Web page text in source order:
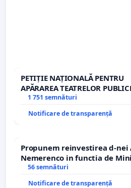
PETIȚIE NAȚIONALĂ PENTRU
APĂRAREA TEATRELOR
REPERTORIU DIN ROMÂNIA
1 751 semnături
Notificare de transparență
Propunem reinvestirea d-nei
Nemerenco in functia de
Sanatatii
56 semnături
Notificare de transparență